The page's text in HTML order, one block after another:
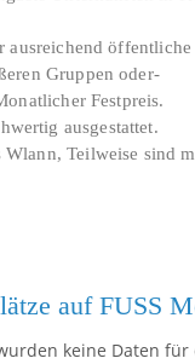
ausreichend
Gruppen oder-
Festpreis.
ausgestattet.
Teilweise sind
auf FUSS
keine Daten